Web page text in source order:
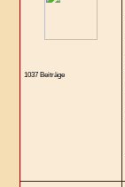
1037 Beiträge